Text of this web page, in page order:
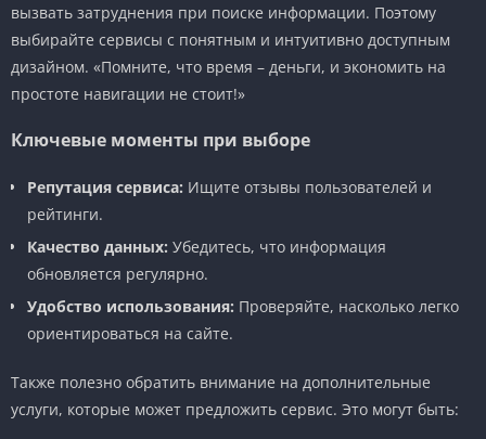
вызвать затруднения при поиске информации. Поэтому
выбирайте сервисы с понятным и интуитивно доступным
дизайном. «Помните, что время – деньги, и экономить на
простоте навигации не стоит!»
Ключевые моменты при выборе
Репутация сервиса: Ищите отзывы пользователей и
рейтинги.
Качество данных: Убедитесь, что информация
обновляется регулярно.
Удобство использования: Проверяйте, насколько легко
ориентироваться на сайте.
Также полезно обратить внимание на дополнительные
услуги, которые может предложить сервис. Это могут быть: